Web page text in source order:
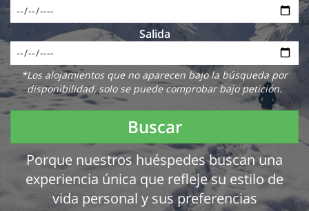
Salida
*Los alojamientos que no aparecen bajo la búsqueda por
disponibilidad, solo se puede comprobar bajo petición.
Buscar
Porque nuestros huéspedes buscan una
experiencia única que refleje su estilo de
vida personal y sus preferencias